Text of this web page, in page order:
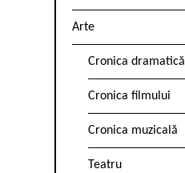
Arte
Cronica dramatică
Cronica filmului
Cronica muzicală
Teatru